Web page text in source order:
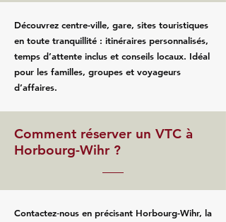
Découvrez centre-ville, gare, sites touristiques
en toute tranquillité : itinéraires personnalisés,
temps d’attente inclus et conseils locaux. Idéal
pour les familles, groupes et voyageurs
d’affaires.
Comment réserver un VTC à
Horbourg-Wihr ?
Contactez‑nous en précisant Horbourg-Wihr, la